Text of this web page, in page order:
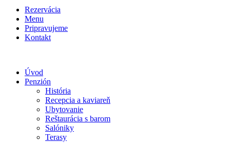
Rezervácia
Menu
Pripravujeme
Kontakt
Úvod
Penzión
História
Recepcia a kaviareň
Ubytovanie
Reštaurácia s barom
Salóniky
Terasy